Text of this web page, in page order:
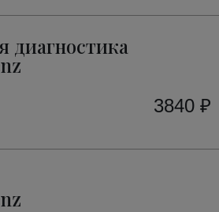
диагностика
3840 ₽